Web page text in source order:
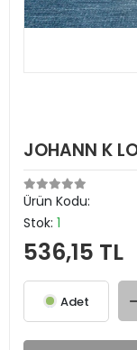
JOHANN K
Ürün Kodu:
Stok: 1
536,15 TL
Adet